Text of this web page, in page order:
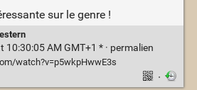
sur le genre !
AM GMT+1 * · permalien
watch?v=p5wkpHwwE3s
·